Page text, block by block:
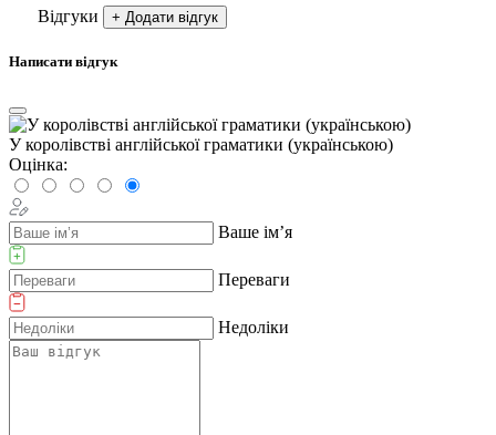
Відгуки
+ Додати відгук
Написати відгук
У королівстві англійської граматики (українською)
Оцінка:
Ваше ім’я
Переваги
Недоліки